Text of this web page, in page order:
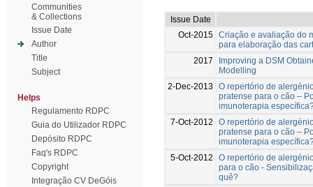
Communities
& Collections
Issue Date
Author
Title
Subject
Helps
Regulamento RDPC
Guia do Utilizador RDPC
Depósito RDPC
Faq's RDPC
Copyright
Integração CV DeGóis
Issue Date
Oct-2015 Criação e avaliação do
para elaboração das
2017
Improving a DSM
Modelling
2-Dec-2013
O repertório de
pratense para o cão –
imunoterapia
7-Oct-2012
O repertório de
pratense para o cão –
imunoterapia
5-Oct-2012
O repertório de
para o cão -
quê?